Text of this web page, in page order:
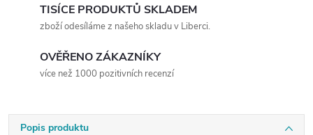
TISÍCE PRODUKTŮ SKLADEM
zboží odesíláme z našeho skladu v Liberci.
OVĚŘENO ZÁKAZNÍKY
více než 1000 pozitivních recenzí
Popis produktu